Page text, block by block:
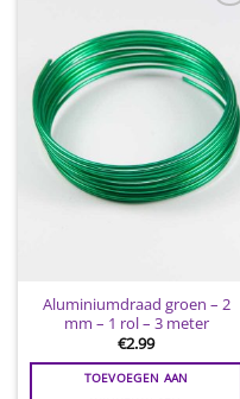
wenslijst
Aluminiumdraad groen – 2
mm – 1 rol – 3 meter
€2.99
TOEVOEGEN AAN